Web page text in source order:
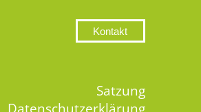
Kontakt
Satzung